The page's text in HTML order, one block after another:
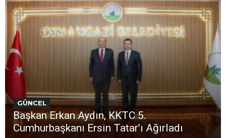
GÜNCEL
Başkan Erkan Aydın, KKTC 5.
Cumhurbaşkanı Ersin Tatar’ı Ağırladı